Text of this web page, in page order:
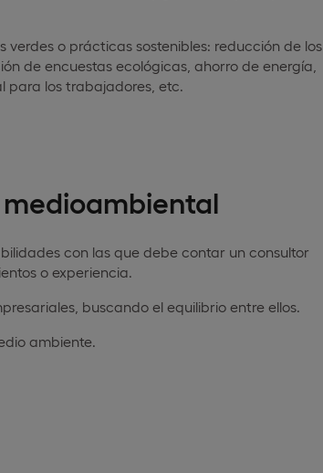
verdes o prácticas sostenibles: reducción de los
de encuestas ecológicas, ahorro de energía,
los trabajadores, etc.
con las que debe contar un consultor
o experiencia.
buscando el equilibrio entre ellos.
ambiente.